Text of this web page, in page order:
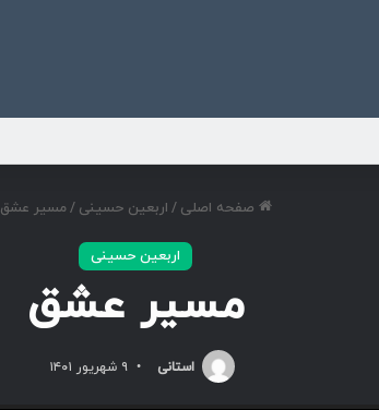
صفحه اصلی / اربعین حسینی /مسیر عشق
اربعین حسینی
مسیر عشق
استانی ۹ شهریور ۱۴۰۱